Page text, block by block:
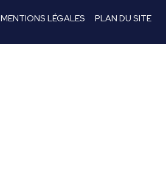
MENTIONS LÉGALES PLAN DU SITE